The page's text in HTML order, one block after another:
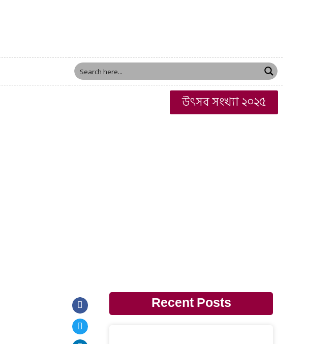
উৎসব সংখ্যা ২০২৫
Recent Posts